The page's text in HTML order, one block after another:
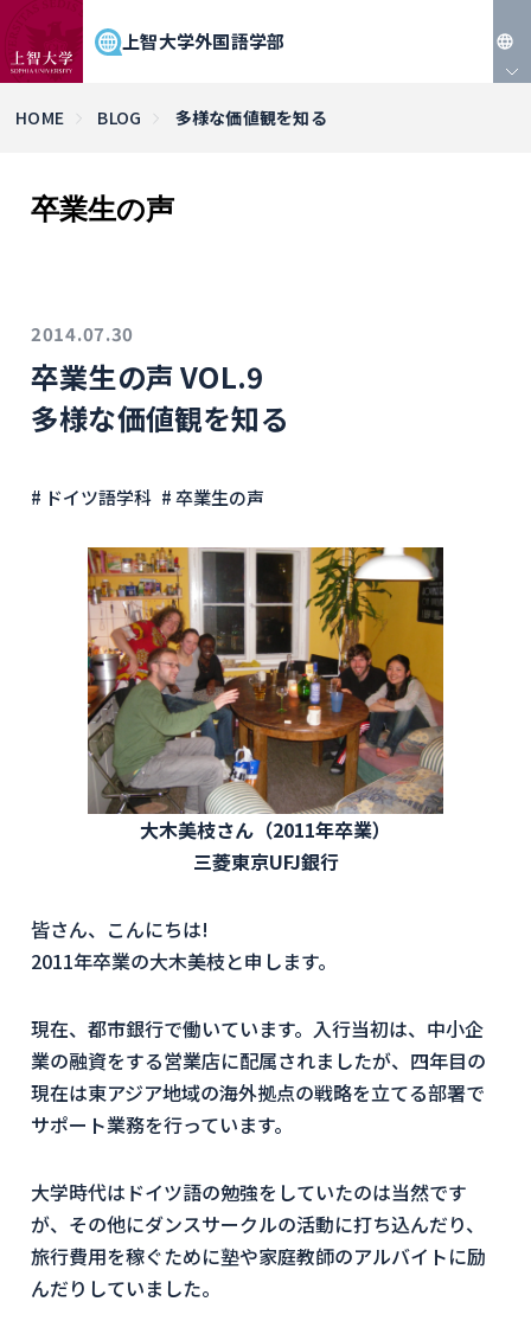
上智大学外国語学部
HOME BLOG 多様な価値観を知る
卒業生の声
2014.07.30
卒業生の声 VOL.9
多様な価値観を知る
# ドイツ語学科 # 卒業生の声
大木美枝さん（2011年卒業）
三菱東京UFJ銀行
皆さん、こんにちは!
2011年卒業の大木美枝と申します。
現在、都市銀行で働いています。入行当初は、中小企
業の融資をする営業店に配属されましたが、四年目の
現在は東アジア地域の海外拠点の戦略を立てる部署で
サポート業務を行っています。
大学時代はドイツ語の勉強をしていたのは当然です
が、その他にダンスサークルの活動に打ち込んだり、
旅行費用を稼ぐために塾や家庭教師のアルバイトに励
んだりしていました。